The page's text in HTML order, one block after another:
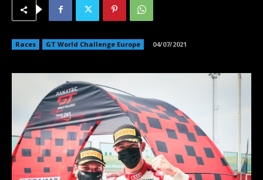
Races GT World Challenge Europe 04/07/2021